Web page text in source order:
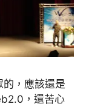
的，應該還是
，還苦心